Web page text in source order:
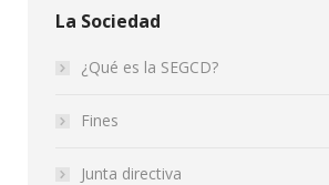
La Sociedad
¿Qué es la SEGCD?
Fines
Junta directiva